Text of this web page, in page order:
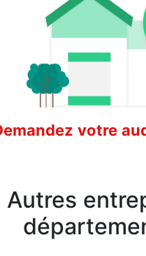
votre
Autres